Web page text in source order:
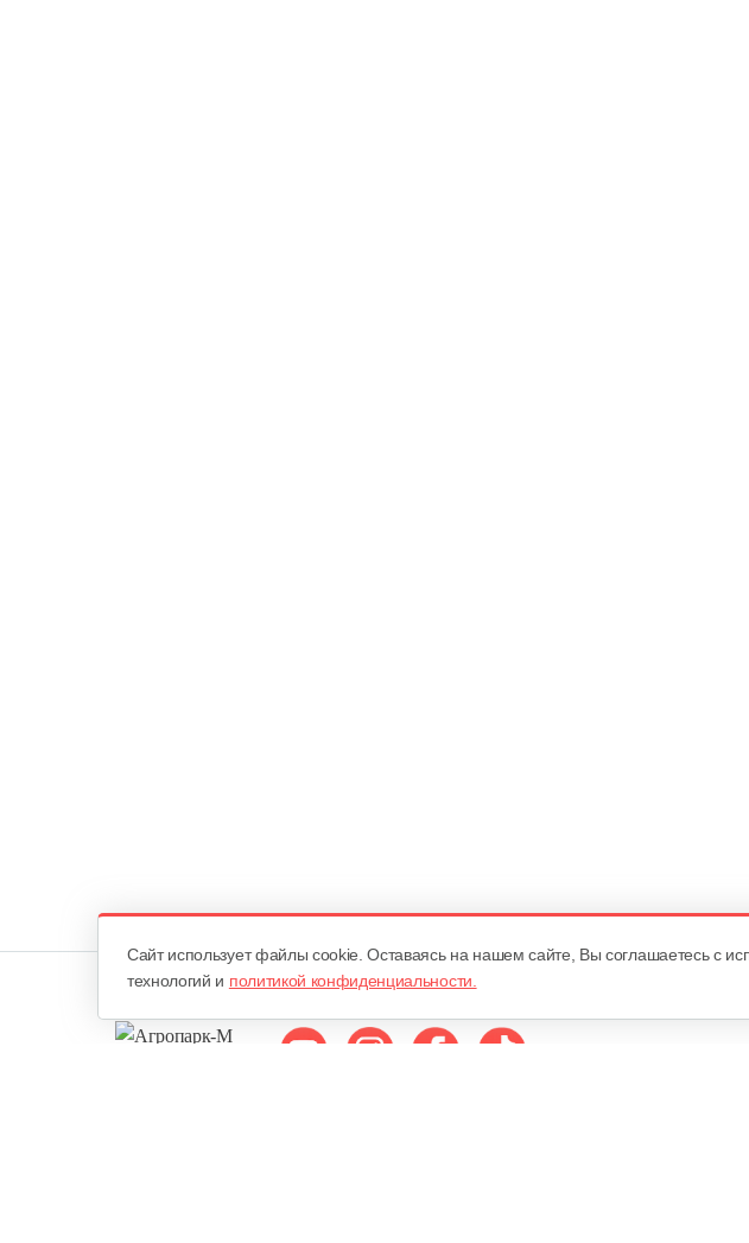
Cайт использует файлы cookie. Оставаясь на нашем сайте, Вы соглашаетесь с
технологий и политикой конфиденциальности.